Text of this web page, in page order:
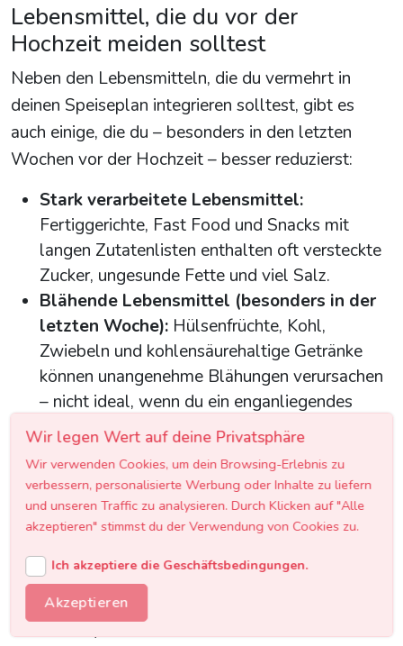
Lebensmittel, die du vor der
Hochzeit meiden solltest
Neben den Lebensmitteln, die du vermehrt in
deinen Speiseplan integrieren solltest, gibt es
auch einige, die du – besonders in den letzten
Wochen vor der Hochzeit – besser reduzierst:
Stark verarbeitete Lebensmittel:
Fertiggerichte, Fast Food und Snacks mit
langen Zutatenlisten enthalten oft versteckte
Zucker, ungesunde Fette und viel Salz.
Blähende Lebensmittel (besonders in der
letzten Woche): Hülsenfrüchte, Kohl,
Zwiebeln und kohlensäurehaltige Getränke
können unangenehme Blähungen verursachen
– nicht ideal, wenn du ein enganliegendes
Kleid trägst.
Übermäßig salzige Speisen:Salz fördert
Wassereinlagerungen, die sich als
Schwellungen an Fingern, Füßen und im
Gesicht zeigen können.
Alkohol:
Alkohol hat nicht nur viele Kalorien
(ein Glas Wein ca. 150 kcal, ein Cocktail bis zu
500 kcal), sondern beeinträchtigt auch die
Schlafqualität und fördert Hautunreinheiten.
Wir legen Wert auf deine Privatsphäre
Wir verwenden Cookies, um dein Browsing-Erlebnis zu
verbessern, personalisierte Werbung oder Inhalte zu liefern
und unseren Traffic zu analysieren. Durch Klicken auf "Alle
akzeptieren" stimmst du der Verwendung von Cookies zu.
Ich akzeptiere die Geschäftsbedingungen.
Akzeptieren